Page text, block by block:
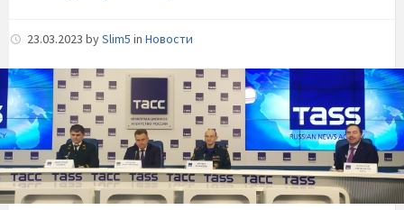
23.03.2023 bySlim5 in Новости
МЧС-
России-
проводит-
внеплановые-
проверки-
готовности-